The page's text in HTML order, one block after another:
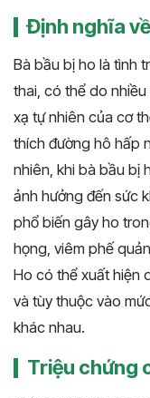
Định nghĩa
Bà bầu bị ho là tình
thai, có thể do
xạ tự nhiên của cơ
thích đường hô hấp
nhiên, khi bà bầu bị
ảnh hưởng đến sức
phổ biến gây ho
họng, viêm phế
Ho có thể xuất hiện
và tùy thuộc vào
khác nhau.
Triệu chứng